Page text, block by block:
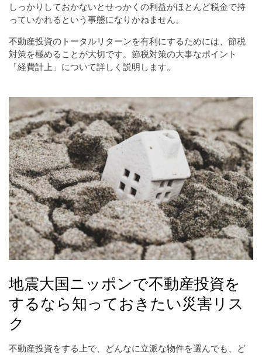
しっかりしておかないとせっかくの利益がほとんど税金で持
っていかれるという事態になりかねません。
不動産投資のトータルリターンを有利にするためには、節税
対策を極めることが大切です。節税対策の大事なポイント
「経費計上」について詳しく説明します。
地震大国ニッポンで不動産投資を
するなら知っておきたい災害リス
ク
不動産投資をする上で、どんなに立派な物件を選んでも、ど